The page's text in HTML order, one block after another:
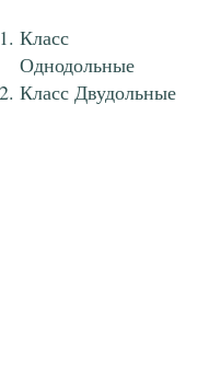
Класс
Однодольные
Класс Двудольные